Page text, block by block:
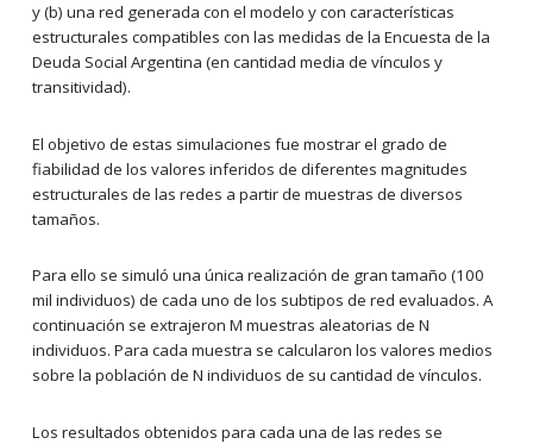
y (b) una red generada con el modelo y con características
estructurales compatibles con las medidas de la Encuesta de la
Deuda Social Argentina (en cantidad media de vínculos y
transitividad).
El objetivo de estas simulaciones fue mostrar el grado de
fiabilidad de los valores inferidos de diferentes magnitudes
estructurales de las redes a partir de muestras de diversos
tamaños.
Para ello se simuló una única realización de gran tamaño (100
mil individuos) de cada uno de los subtipos de red evaluados. A
continuación se extrajeron M muestras aleatorias de N
individuos. Para cada muestra se calcularon los valores medios
sobre la población de N individuos de su cantidad de vínculos.
Los resultados obtenidos para cada una de las redes se